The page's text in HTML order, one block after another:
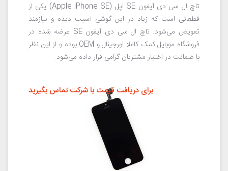
تاچ ال سی دی آیفون SE اپل (Apple iPhone SE) یکی از
قطعاتی است که زیاد در این گوشی آسیب دیده و نیازمند
تعویض می‌شود. تاچ ال سی دی آیفون SE عرضه شده در
فروشگاه موبایل کمک کاملا اورجینال و OEM بوده و از این نظر
با ضمانت در اختیار مشتریان گرامی قرار داده می‌شود.
برای دریافت قیمت با شرکت تماس بگیرید